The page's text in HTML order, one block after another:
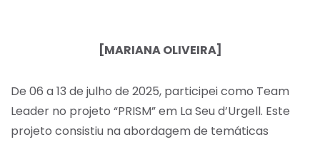
[MARIANA OLIVEIRA]
De 06 a 13 de julho de 2025, participei como Team
Leader no projeto “PRISM” em La Seu d’Urgell. Este
projeto consistiu na abordagem de temáticas